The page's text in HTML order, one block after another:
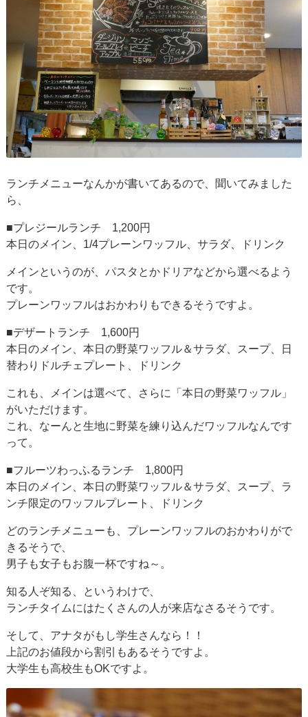
ランチメニューなんかが書いてあるので、聞いてみました
ら、
■プレジールランチ 1,200円
本日のメイン、1/4プレーンワッフル、サラダ、ドリンク
メインというのが、パスタとかドリアなどから選べるよう
です。
プレーンワッフルはおかわりもできるそうですよ。
■デザートランチ 1,600円
本日のメイン、本日の野菜ワッフル＆サラダ、スープ、日
替わりドルチェプレート、ドリンク
これも、メインは選べて、さらに「本日の野菜ワッフル」
がいただけます。
これ、なーんと生地に野菜を練り込んだワッフルなんです
って。
■フルーツわっふるランチ 1,800円
本日のメイン、本日の野菜ワッフル＆サラダ、スープ、ラ
ンチ限定のワッフルプレート、ドリンク
どのランチメニューも、プレーンワッフルのおかわりがで
きるそうで、
男子も女子もお腹一杯ですね～。
知る人ぞ知る、というわけで、
ランチタイムにはたくさんの人が来店なさるそうです。
そして、アナタがもし学生さんなら！！
上記のお値段から割引もあるそうですよ。
大学生も高校生もOKですよ。